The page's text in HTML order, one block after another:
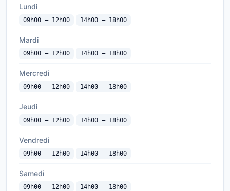
Lundi
09h00 — 12h00 14h00 — 18h00
Mardi
09h00 — 12h00 14h00 — 18h00
Mercredi
09h00 — 12h00 14h00 — 18h00
Jeudi
09h00 — 12h00 14h00 — 18h00
Vendredi
09h00 — 12h00 14h00 — 18h00
Samedi
09h00 — 12h00 14h00 — 18h00